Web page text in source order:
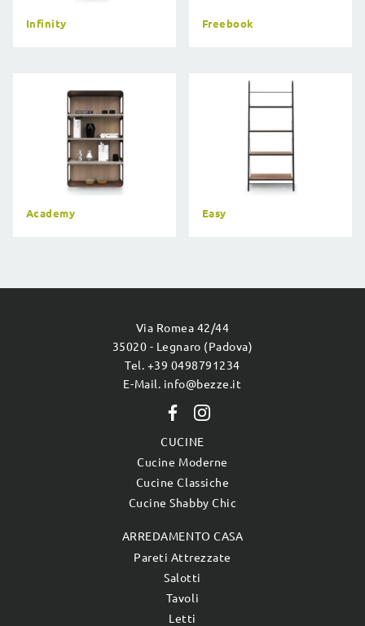
Infinity Freebook
Academy Easy
Via Romea 42/44
35020 - Legnaro (Padova)
Tel. +39 0498791234
E-Mail. info@bezze.it
CUCINE
Cucine Moderne
Cucine Classiche
Cucine Shabby Chic
ARREDAMENTO CASA
Pareti Attrezzate
Salotti
Tavoli
Letti